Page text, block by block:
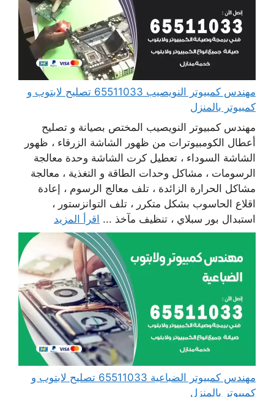
مهندس كمبيوتر النويصيب 65511033 تصليح لابتوب و
كمبيوتر بالمنزل
مهندس كمبيوتر النويصيب المختص بصيانة و تصليح
أعطال الكومبيوترات من ظهور الشاشة الزرقاء ، ظهور
الشاشة السوداء ، تعطيل كرت الشاشة وحدة معالجة
الرسومات ، مشاكل وحدات الطاقة و التغذية ، معالجة
مشاكل الحرارة الزائدة ، تلف معالج الرسوم ، إعادة
اقلاع الحاسوب بشكل متكرر ، تلف التوانزستور ،
استبدال بور سبلاي ، تنظيف مآخذ ... اقرأ المزيد
مهندس كمبيوتر الضباعية 65511033 تصليح لابتوب و
كمبيوتر بالمنزل